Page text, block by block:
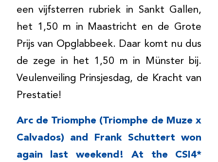
een vijfsterren rubriek in Sankt Gallen,
het 1,50 m in Maastricht en de Grote
Prijs van Opglabbeek. Daar komt nu dus
de zege in het 1,50 m in Münster bij.
Veulenveiling Prinsjesdag, de Kracht van
Prestatie!
Arc de Triomphe (Triomphe de Muze x
Calvados) and Frank Schuttert won
again last weekend! At the CSI4*